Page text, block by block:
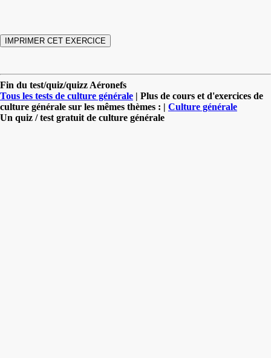
Fin du test/quiz/quizz Aéronefs
Tous les tests de culture générale | Plus de cours et d'exercices de
culture générale sur les mêmes thèmes : | Culture générale
Un quiz / test gratuit de culture générale